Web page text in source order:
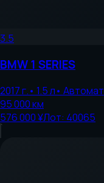
3.5
BMW1 SERIES
2017г.• 1.5л• Автомат
95 000км
576 000 ¥Лот: 40065